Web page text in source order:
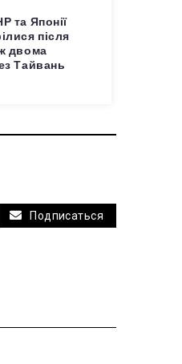
та Японії
після
двома
Тайвань
Подписаться